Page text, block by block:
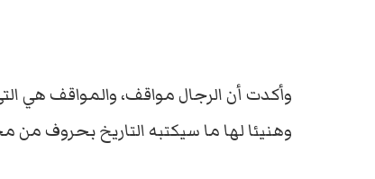
وأكدت أن الرجال مواقف، والمواقف هي
وهنيئا لها ما سيكتبه التاريخ بحروف من